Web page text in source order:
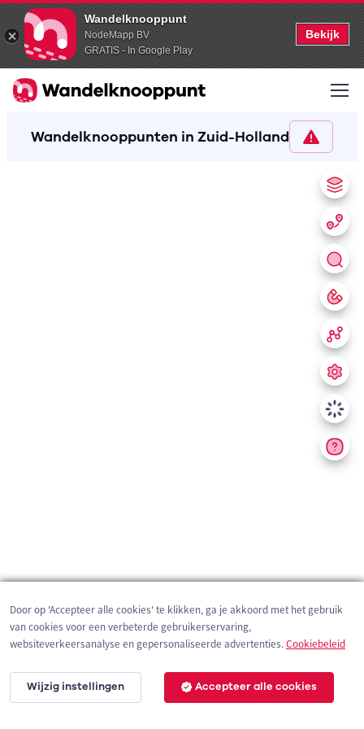
Wandelknooppunt
NodeMapp BV
GRATIS - In Google Play
Bekijk
Wandelknooppunten in Zuid-Holland
10 km
Door op 'Accepteer alle cookies' te klikken, ga je akkoord met het gebruik
van cookies voor een verbeterde gebruikerservaring,
websiteverkeersanalyse en gepersonaliseerde advertenties.Cookiebeleid
Wijzig instellingen Accepteer alle cookies